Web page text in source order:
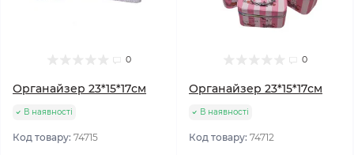
0
Органайзер 23*15*17см
В наявності
Код товару: 74715
0
Органайзер 23*15*17см
В наявності
Код товару: 74712